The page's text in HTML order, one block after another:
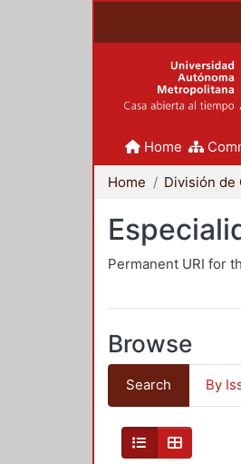
Home
Home
Permanent URI for
Browse
Search By